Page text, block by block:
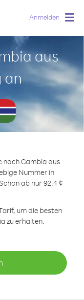
Anmelden
aus
an
nach Gambia aus
Nummer in
ab nur 92.4 ¢
um die besten
zu erhalten.